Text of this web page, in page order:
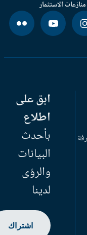
الاستثمار
ابق على
اطلاع
بأحدث
البيانات
والرؤى
لدينا
اشتراك